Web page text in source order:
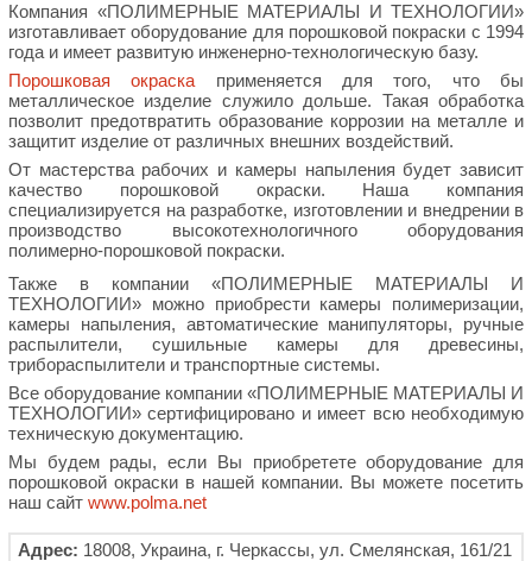
Компания «ПОЛИМЕРНЫЕ МАТЕРИАЛЫ И ТЕХНОЛОГИИ»
изготавливает оборудование для порошковой покраски с 1994
года и имеет развитую инженерно-технологическую базу.
Порошковая окраска применяется для того, что бы
металлическое изделие служило дольше. Такая обработка
позволит предотвратить образование коррозии на металле и
защитит изделие от различных внешних воздействий.
От мастерства рабочих и камеры напыления будет зависит
качество порошковой окраски. Наша компания
специализируется на разработке, изготовлении и внедрении в
производство высокотехнологичного оборудования
полимерно-порошковой покраски.
Также в компании «ПОЛИМЕРНЫЕ МАТЕРИАЛЫ И
ТЕХНОЛОГИИ» можно приобрести камеры полимеризации,
камеры напыления, автоматические манипуляторы, ручные
распылители, сушильные камеры для древесины,
трибораспылители и транспортные системы.
Все оборудование компании «ПОЛИМЕРНЫЕ МАТЕРИАЛЫ И
ТЕХНОЛОГИИ» сертифицировано и имеет всю необходимую
техническую документацию.
Мы будем рады, если Вы приобретете оборудование для
порошковой окраски в нашей компании. Вы можете посетить
наш сайт www.polma.net
Адрес: 18008, Украина, г. Черкассы, ул. Смелянская, 161/21